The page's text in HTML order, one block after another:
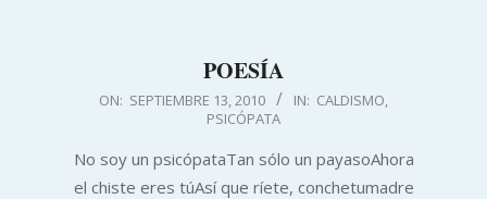
POESÍA
2010-
13
ON: SEPTIEMBRE 13, 2010 IN: CALDISMO,
PSICÓPATA
No soy un psicópataTan sólo un payasoAhora
el chiste eres túAsí que ríete, conchetumadre